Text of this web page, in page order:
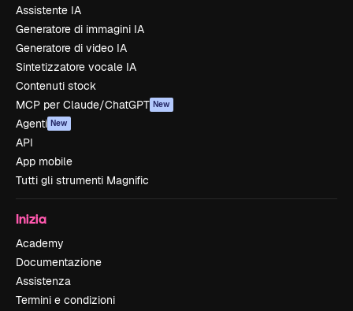
Assistente IA
Generatore di immagini IA
Generatore di video IA
Sintetizzatore vocale IA
Contenuti stock
MCP per Claude/ChatGPT New
Agenti New
API
App mobile
Tutti gli strumenti Magnific
Inizia
Academy
Documentazione
Assistenza
Termini e condizioni